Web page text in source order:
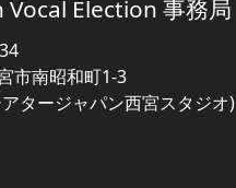
Vocal Election 事務局
市南昭和町1-3
タージャパン西宮スタジオ)